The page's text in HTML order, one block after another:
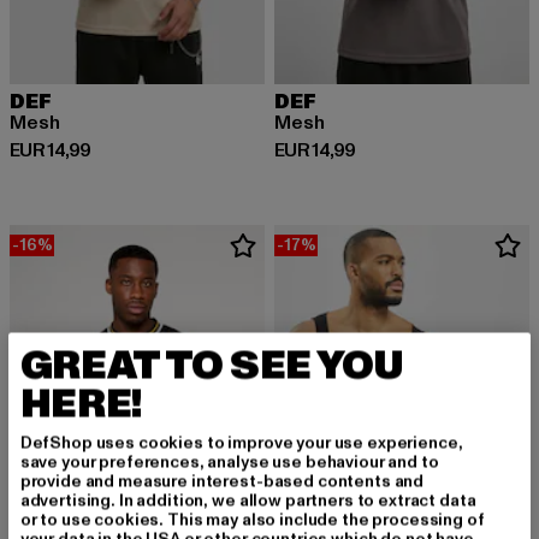
DEF
Mesh
EUR 14,99
Derzeitiger Preis: EUR 14,99
DEF
Mesh
EUR 14,99
Derzeitiger Preis: EUR 14,99
-16% -17%
GREAT TO SEE YOU
HERE!
DefShop uses cookies to improve your use experience,
save your preferences, analyse use behaviour and to
provide and measure interest-based contents and
advertising. In addition, we allow partners to extract data
or to use cookies. This may also include the processing of